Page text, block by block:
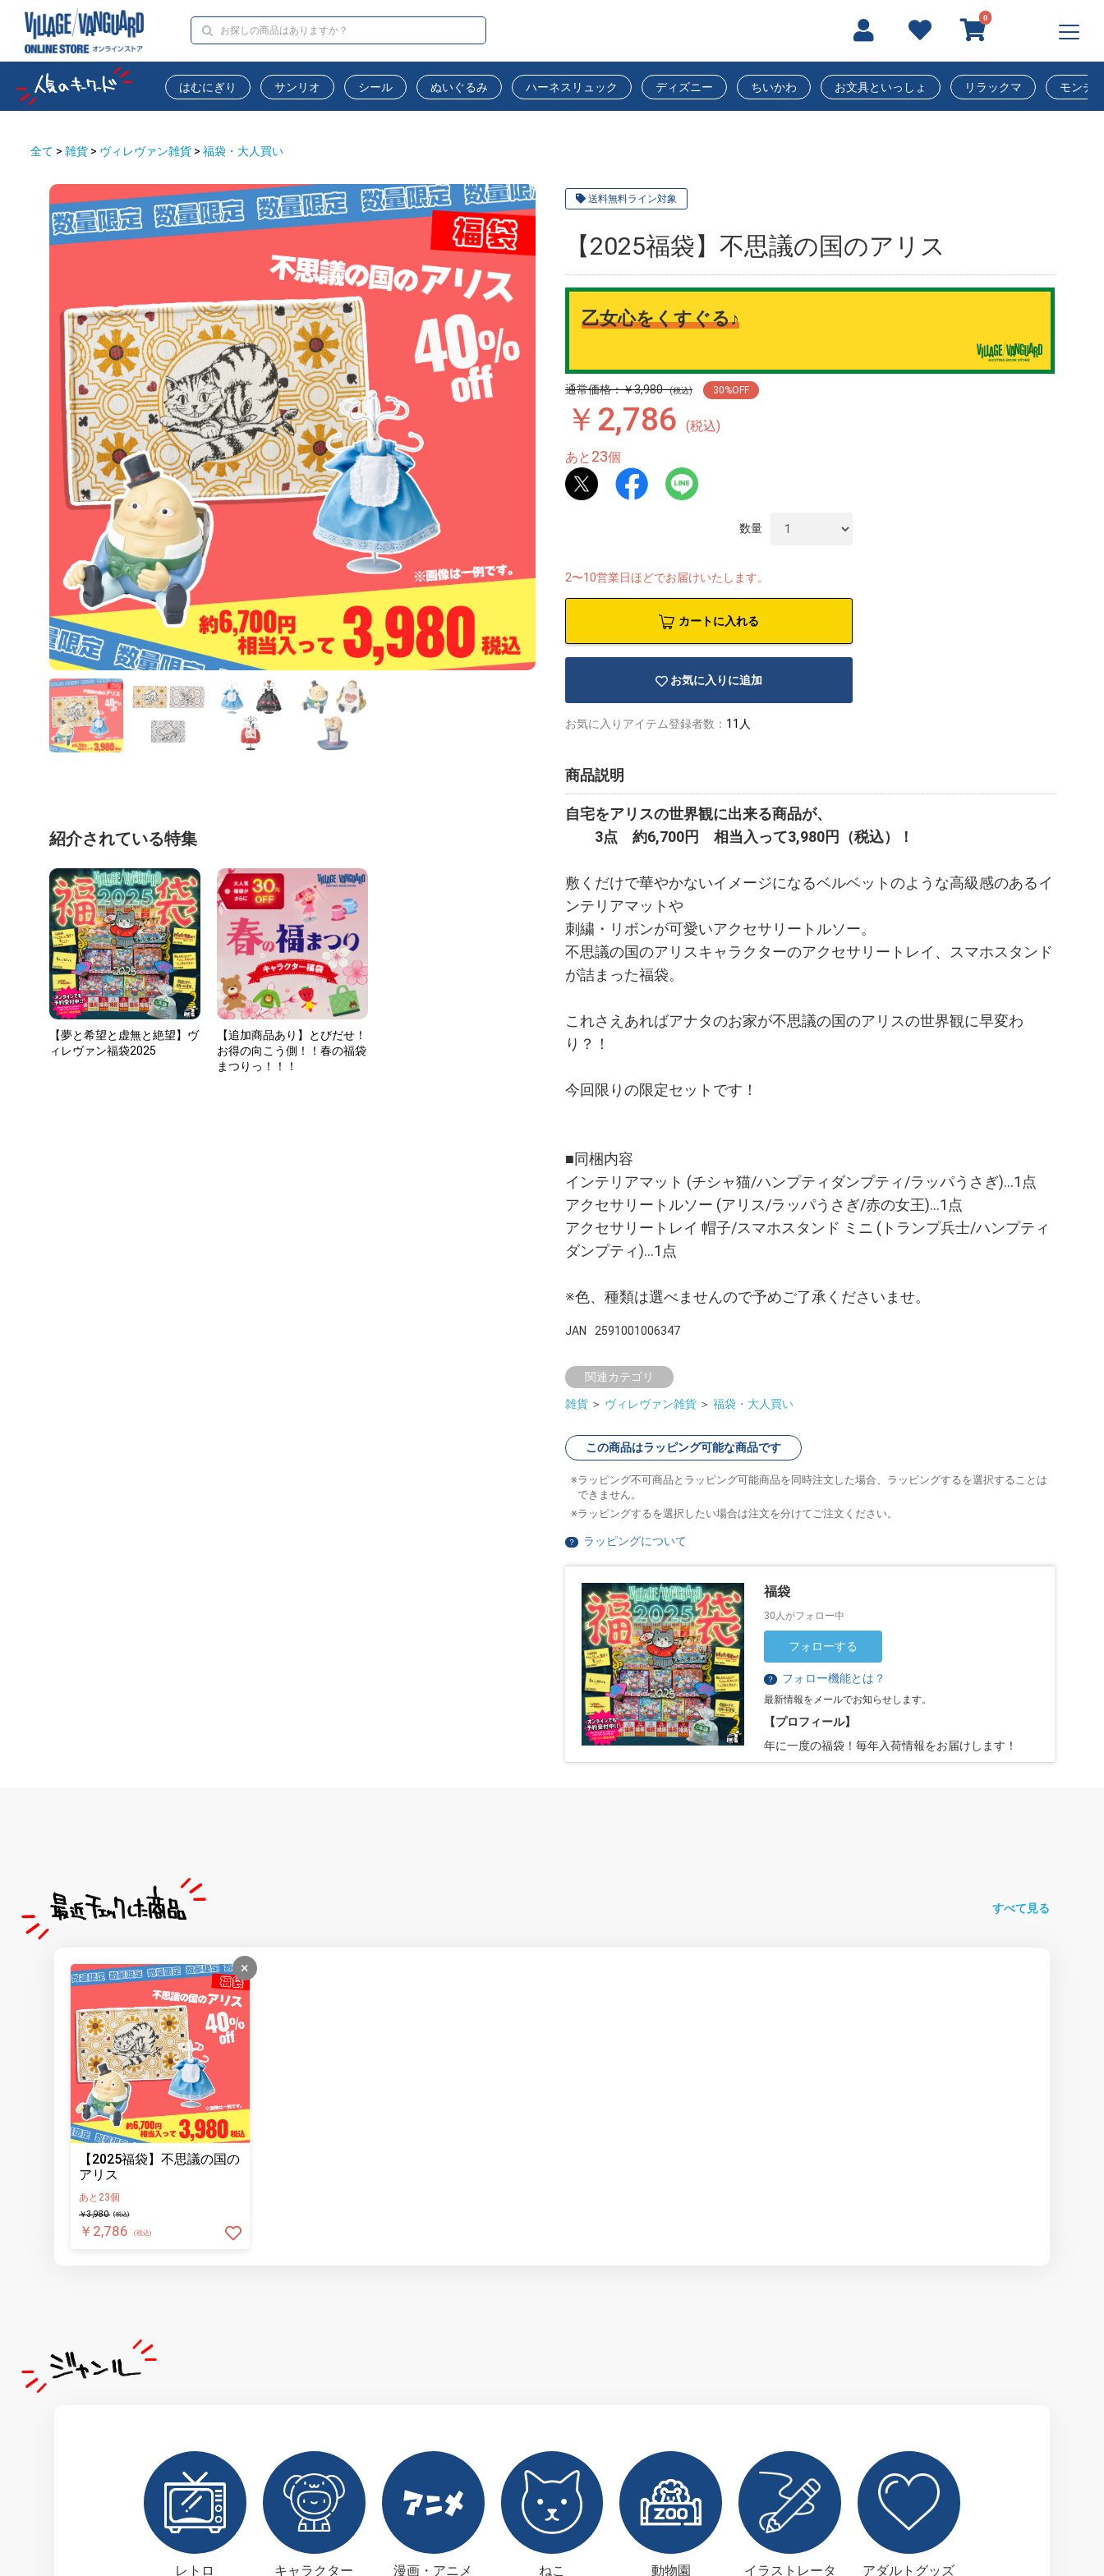
0
はむにぎり サンリオ シール ぬいぐるみ ハーネスリュック ディズニー ちいかわ お文具といっしょ リラックマ モンチ
全て > 雑貨 > ヴィレヴァン雑貨 > 福袋・大人買い
送料無料ライン対象
【2025福袋】不思議の国のアリス
乙女心をくすぐる♪
通常価格：￥3,980 (税込) 30%OFF
￥2,786
(税込)
あと 23個
数量
2〜10営業日ほどでお届けいたします。
カートに入れる
お気に入りに追加
お気に入りアイテム登録者数： 11人
商品説明
自宅をアリスの世界観に出来る商品が、
3点 約6,700円 相当入って3,980円（税込）！
敷くだけで華やかないイメージになるベルベットのような高級感のあるイ
ンテリアマットや
刺繍・リボンが可愛いアクセサリートルソー。
不思議の国のアリスキャラクターのアクセサリートレイ、スマホスタンド
が詰まった福袋。
これさえあればアナタのお家が不思議の国のアリスの世界観に早変わ
り？！
今回限りの限定セットです！
■同梱内容
インテリアマット (チシャ猫/ハンプティダンプティ/ラッパうさぎ)…1点
アクセサリートルソー (アリス/ラッパうさぎ/赤の女王)…1点
アクセサリートレイ 帽子/スマホスタンド ミニ (トランプ兵士/ハンプティ
ダンプティ)…1点
※色、種類は選べませんので予めご了承くださいませ。
JAN 2591001006347
関連カテゴリ
雑貨 ＞ ヴィレヴァン雑貨 ＞ 福袋・大人買い
この商品はラッピング可能な商品です
ラッピング不可商品とラッピング可能商品を同時注文した場合、ラッピングするを選択することは
できません。
ラッピングするを選択したい場合は注文を分けてご注文ください。
？ ラッピングについて
福袋
30人がフォロー中
フォローする
？ フォロー機能とは？
最新情報をメールでお知らせします。
【プロフィール】
年に一度の福袋！毎年入荷情報をお届けします！
紹介されている特集
【夢と希望と虚無と絶望】ヴ
ィレヴァン福袋2025
【追加商品あり】とびだせ！
お得の向こう側！！春の福袋
まつりっ！！！
すべて見る
×
【2025福袋】不思議の国の
アリス
あと23個
￥3,980 (税込)
￥2,786 (税込)
レトロ キャラクター 漫画・アニメ ねこ 動物園 イラストレータ アダルトグッズ